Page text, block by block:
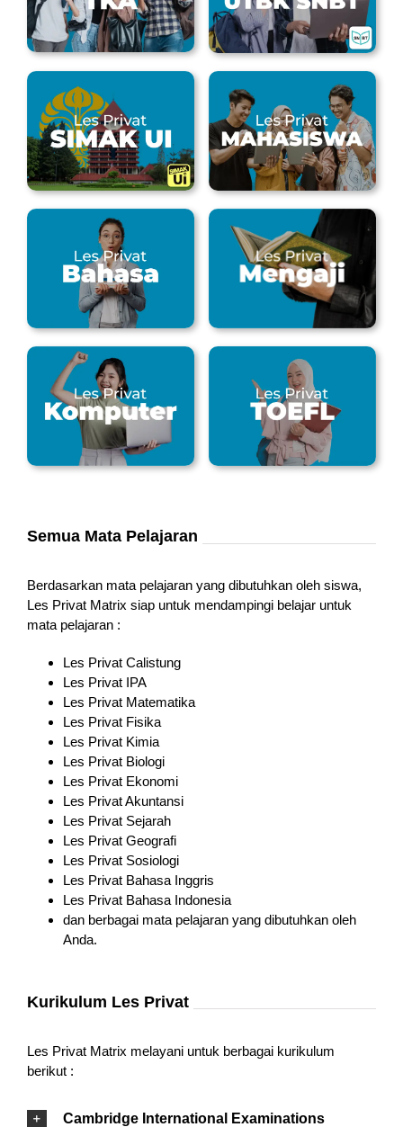
Semua Mata Pelajaran
Berdasarkan mata pelajaran yang dibutuhkan oleh siswa,
Les Privat Matrix siap untuk mendampingi belajar untuk
mata pelajaran :
Les Privat Calistung
Les Privat IPA
Les Privat Matematika
Les Privat Fisika
Les Privat Kimia
Les Privat Biologi
Les Privat Ekonomi
Les Privat Akuntansi
Les Privat Sejarah
Les Privat Geografi
Les Privat Sosiologi
Les Privat Bahasa Inggris
Les Privat Bahasa Indonesia
dan berbagai mata pelajaran yang dibutuhkan oleh
Anda.
Kurikulum Les Privat
Les Privat Matrix melayani untuk berbagai kurikulum
berikut :
Cambridge International Examinations